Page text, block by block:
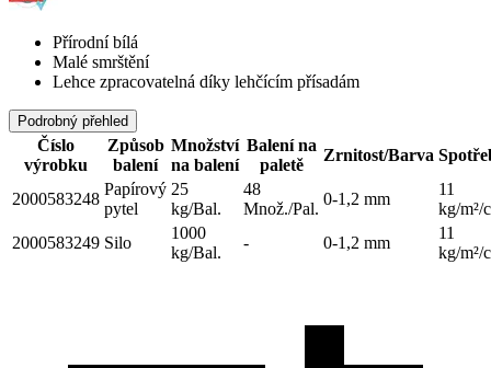
Přírodní bílá
Malé smrštění
Lehce zpracovatelná díky lehčícím přísadám
Podrobný přehled
Číslo
výrobku
Způsob
balení
Množství
na balení
Balení na
paletě
Zrnitost/Barva
2000583248
Papírový
pytel
25
kg/Bal.
48
Množ./Pal.
0-1,2 mm
11
kg/m²/
2000583249 Silo
1000
kg/Bal.
- 0-1,2 mm
11
kg/m²/